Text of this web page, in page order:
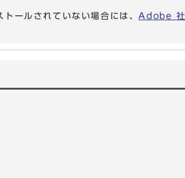
ールされていない場合には、Adobe 社